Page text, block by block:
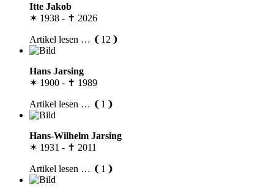
Itte Jakob
✶ 1938 - ✝ 2026
Artikel lesen … ❨12❩
Hans Jarsing
✶ 1900 - ✝ 1989
Artikel lesen … ❨1❩
Hans-Wilhelm Jarsing
✶ 1931 - ✝ 2011
Artikel lesen … ❨1❩